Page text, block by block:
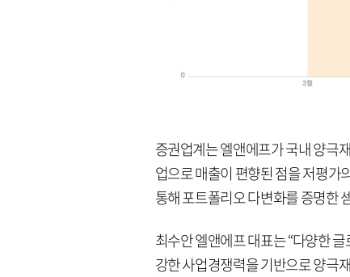
증권업계는 엘앤에프가 국내 양극
업으로 매출이 편향된 점을 저평가
통해 포트폴리오 다변화를 증명한
최수안 엘앤에프 대표는 “다양한
강한 사업경쟁력을 기반으로 양극